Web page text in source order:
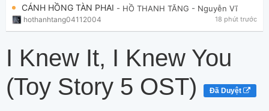
CÁNH HỒNG TÀN PHAI - HỒ THANH TĂNG - Nguyễn Vĩ
hothanhtang04112004 18 phút trước
I Knew It, I Knew You
(Toy Story 5 OST)
Đã Duyệt